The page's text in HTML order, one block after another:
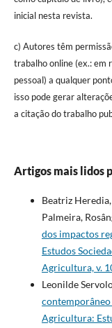
inicial nesta revista.
c) Autores têm
trabalho online (ex.: em
pessoal) a qualquer
isso pode gerar
a citação do trabalho
Artigos mais lidos
Beatriz
Palmeira,
dos impactos
Estudos
Agricultura, v.
Leonilde
Agricultura: